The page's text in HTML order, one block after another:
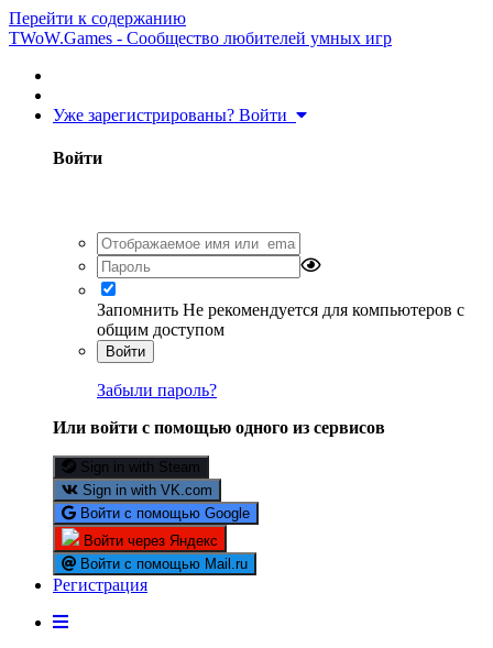
Перейти к содержанию
TWoW.Games - Сообщество любителей умных игр
Уже зарегистрированы? Войти
Войти
Запомнить Не рекомендуется для компьютеров с
общим доступом
Войти
Забыли пароль?
Или войти с помощью одного из сервисов
Sign in with Steam
Sign in with VK.com
Войти с помощью Google
Войти через Яндекс
Войти с помощью Mail.ru
Регистрация